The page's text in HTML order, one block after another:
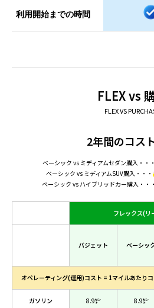
利用開始までの時間
FLEX vs
FLEX VS
2年間のコス
ベーシック vs ミディアムセダン購入・・・
ベーシック vs ミディアムSUV購入・・・
ベーシック vs ハイブリッドカー購入・・・
フレックス(リ
バジェット ベーシッ
オペレーティング(運用)コスト = 1マイルあたり
ガソリン 8.9㌣ 8.9㌣